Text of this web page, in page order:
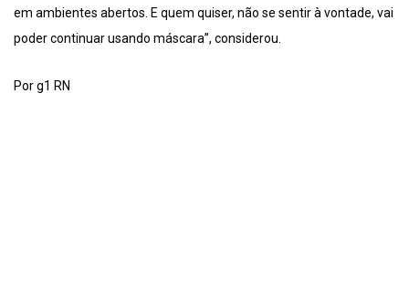
em ambientes abertos. E quem quiser, não se sentir à vontade, vai
poder continuar usando máscara”, considerou.
Por g1 RN